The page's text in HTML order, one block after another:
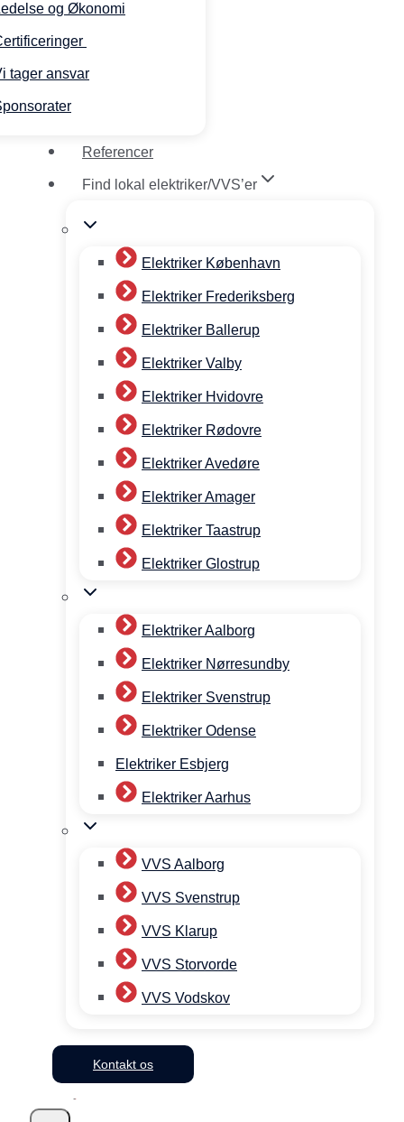
og Økonomi
tager ansvar
Referencer
Find lokal elektriker/VVS’er
Elektriker København
Elektriker Frederiksberg
Elektriker Ballerup
Elektriker Valby
Elektriker Hvidovre
Elektriker Rødovre
Elektriker Avedøre
Elektriker Amager
Elektriker Taastrup
Elektriker Glostrup
Elektriker Aalborg
Elektriker Nørresundby
Elektriker Svenstrup
Elektriker Odense
Elektriker Esbjerg
Elektriker Aarhus
VVS Aalborg
VVS Svenstrup
VVS Klarup
VVS Storvorde
VVS Vodskov
Kontakt os